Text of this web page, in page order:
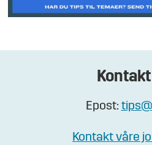
Epost:
Kontakt våre